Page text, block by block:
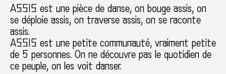
ASSIS est une pièce de danse, on bouge assis, on
se déploie assis, on traverse assis, on se raconte
assis.
ASSIS est une petite communauté, vraiment petite
de 5 personnes. On ne découvre pas le quotidien de
ce peuple, on les voit danser.